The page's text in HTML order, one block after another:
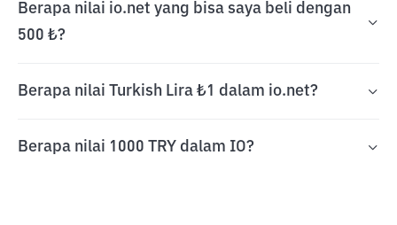
Berapa nilai io.net yang bisa saya beli dengan
500 ₺?
Berapa nilai Turkish Lira ₺1 dalam io.net?
Berapa nilai 1000 TRY dalam IO?